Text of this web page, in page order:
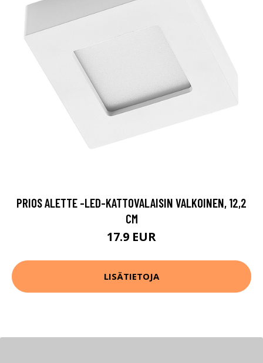
PRIOS ALETTE -LED-KATTOVALAISIN VALKOINEN, 12,2
CM
17.9 EUR
LISÄTIETOJA